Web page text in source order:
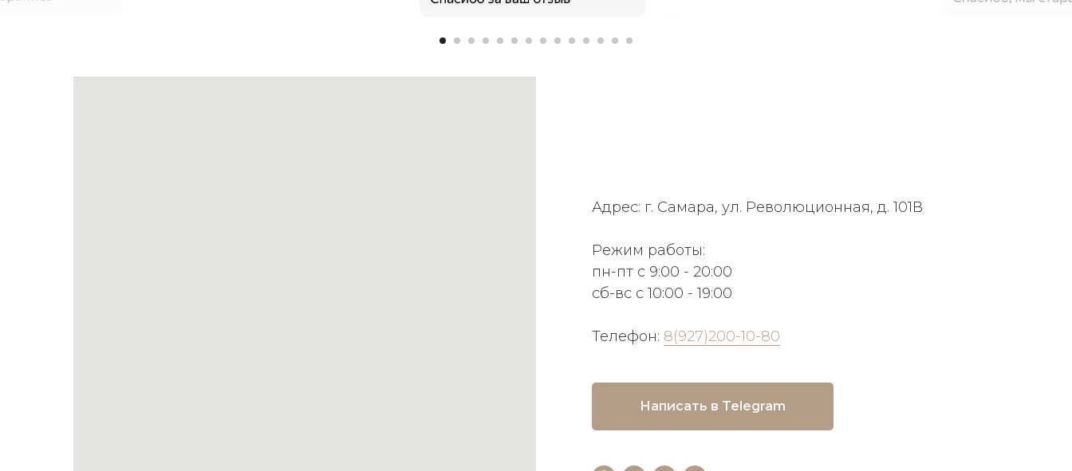
Адрес: г. Самара, ул. Революционная, д. 101В
Режим работы:
пн-пт с 9:00 - 20:00
сб-вс с 10:00 - 19:00
Телефон: 8(927)200-10-80
Написать в Telegram